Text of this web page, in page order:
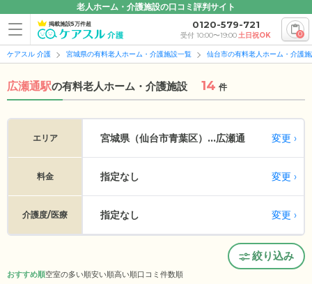
老人ホーム・介護施設の口コミ評判サイト
掲載施設5万件超 0120-579-721
受付 10:00〜19:00土日祝OK 0
ケアスル 介護 宮城県の有料老人ホーム・介護施設一覧 仙台市の有料老人ホーム・介護
広瀬通駅の有料老人ホーム・介護施設 14 件
エリア 宮城県（仙台市青葉区）...広瀬通 変更
料金 指定なし 変更
介護度/医療 指定なし 変更
絞り込み
おすすめ順空室の多い順安い順高い順口コミ件数順